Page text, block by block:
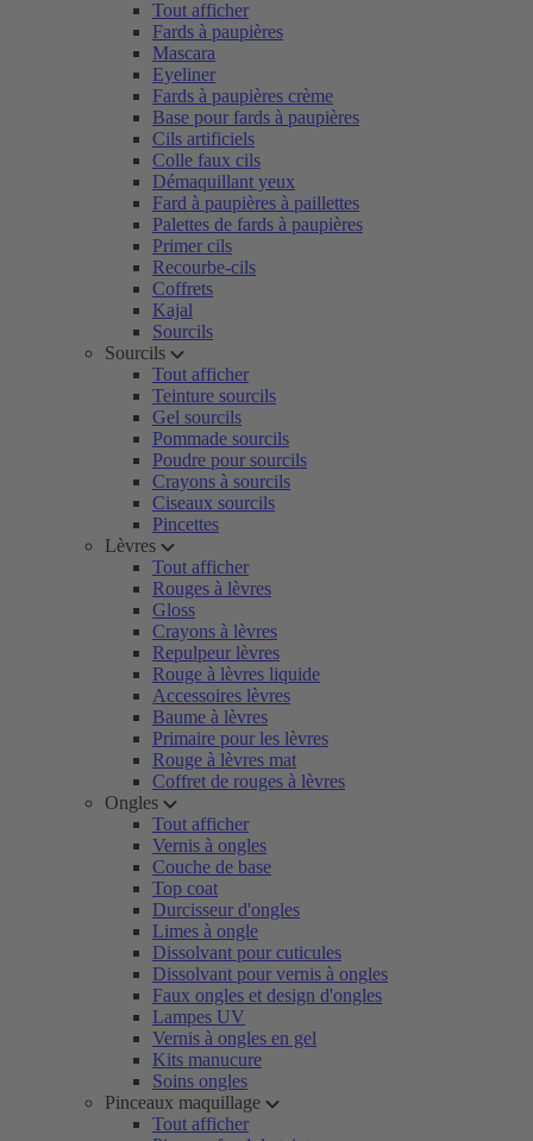
Tout afficher
Fards à paupières
Mascara
Eyeliner
Fards à paupières crème
Base pour fards à paupières
Cils artificiels
Colle faux cils
Démaquillant yeux
Fard à paupières à paillettes
Palettes de fards à paupières
Primer cils
Recourbe-cils
Coffrets
Kajal
Sourcils
Sourcils
Tout afficher
Teinture sourcils
Gel sourcils
Pommade sourcils
Poudre pour sourcils
Crayons à sourcils
Ciseaux sourcils
Pincettes
Lèvres
Tout afficher
Rouges à lèvres
Gloss
Crayons à lèvres
Repulpeur lèvres
Rouge à lèvres liquide
Accessoires lèvres
Baume à lèvres
Primaire pour les lèvres
Rouge à lèvres mat
Coffret de rouges à lèvres
Ongles
Tout afficher
Vernis à ongles
Couche de base
Top coat
Durcisseur d'ongles
Limes à ongle
Dissolvant pour cuticules
Dissolvant pour vernis à ongles
Faux ongles et design d'ongles
Lampes UV
Vernis à ongles en gel
Kits manucure
Soins ongles
Pinceaux maquillage
Tout afficher